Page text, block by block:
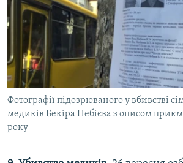
Фотографії підозрюваного у вбивстві
медиків Бекіра Небієва з описом
року